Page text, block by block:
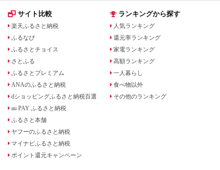
サイト比較
楽天ふるさと納税
ふるなび
ふるさとチョイス
さとふる
ふるさとプレミアム
ANAのふるさと納税
dショッピングふるさと納税百選
au PAY ふるさと納税
ふるさと本舗
ヤフーのふるさと納税
マイナビふるさと納税
ポイント還元キャンペーン
ランキングから探す
人気ランキング
還元率ランキング
家電ランキング
高額ランキング
一人暮らし
食べ物以外
その他のランキング